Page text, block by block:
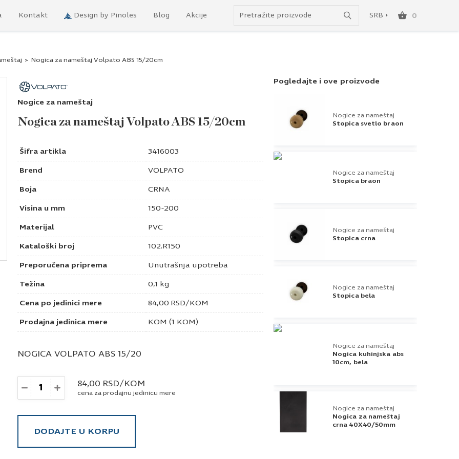
Kontakt Design by Pinoles Blog Akcije SRB
SRB
0
> Nogica za nameštaj Volpato ABS 15/20cm
Nogice za nameštaj
Nogica za nameštaj Volpato ABS 15/20cm
Šifra artikla 3416003
Brend VOLPATO
Boja CRNA
Visina u mm 150-200
Materijal PVC
Kataloški broj 102.R150
Preporučena priprema Unutrašnja upotreba
Težina 0,1 kg
Cena po jedinici mere 84,00 RSD/KOM
Prodajna jedinica mere KOM (1 KOM)
NOGICA VOLPATO ABS 15/20
Količina 84,00 RSD/KOM
cena za prodajnu jedinicu mere
DODAJTE U KORPU
Pogledajte i ove proizvode
Nogice za nameštaj
Stopica svetlo braon
Nogice za nameštaj
Stopica braon
Nogice za nameštaj
Stopica crna
Nogice za nameštaj
Stopica bela
Nogice za nameštaj
Nogica kuhinjska abs
10cm, bela
Nogice za nameštaj
Nogica za nameštaj
crna 40X40/50mm